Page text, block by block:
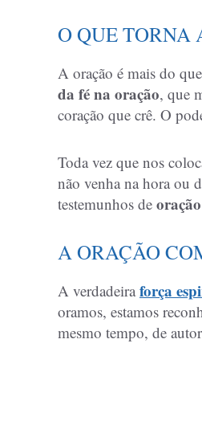
O QUE TORNA
A oração é mais do
da fé na oração, que
coração que crê. O
Toda vez que nos
não venha na hora ou
testemunhos de
A ORAÇÃO
A verdadeira força
oramos, estamos
mesmo tempo, de